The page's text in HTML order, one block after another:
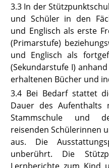
3.3 In der
und Schüler in den
und Englisch als erste
(Primarstufe)
und Englisch als
(Sekundarstufe I)
erhaltenen Bücher und
3.4 Bei Bedarf stattet
Dauer des Aufenthalts
Stammschule und
reisenden Schülerinnen
aus. Die
unberührt. Die